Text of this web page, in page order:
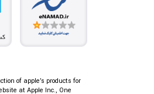
of apple’s products for
at Apple Inc., One